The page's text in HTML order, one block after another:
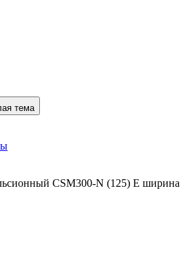
тема
CSM300-N (125) E ширина